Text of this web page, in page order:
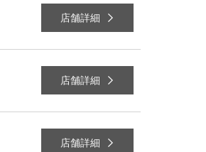
店舗詳細
店舗詳細
店舗詳細